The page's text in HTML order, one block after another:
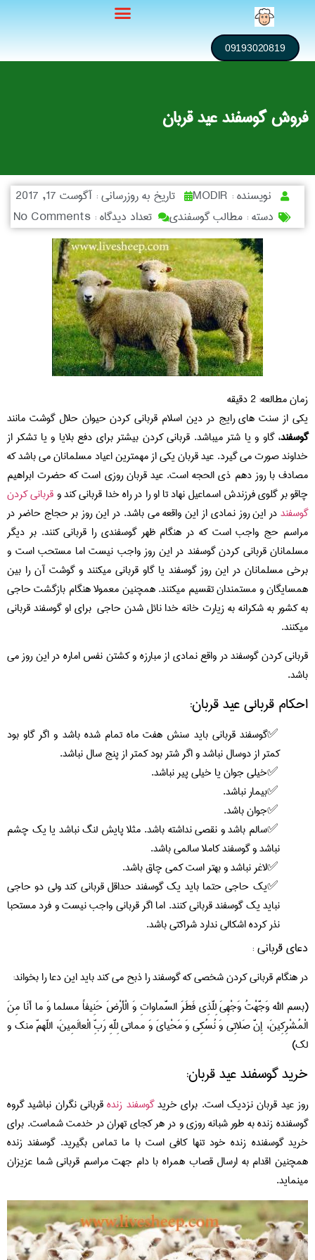
09193020819
فروش گوسفند عید قربان
نویسنده : تاریخ به روزرسانی : آگوست 17, 2017
دسته : مطالب گوسفندی تعداد دیدگاه : No Comments
زمان مطالعه:2دقیقه
یکی از سنت های رایج در دین اسلام قربانی کردن حیوان حلال گوشت مانند
گوسفند، گاو و یا شتر میباشد. قربانی کردن بیشتر برای دفع بلایا و یا تشکر از
خداوند صورت می گیرد. عید قربان یکی از مهمترین اعیاد مسلمانان می باشد که
مصادف با روز دهم ذی الحجه است. عید قربان روزی است که حضرت ابراهیم
چاقو بر گلوی فرزندش اسماعیل نهاد تا او را در راه خدا قربانی کند وقربانی کردن
گوسفنددر این روز نمادی از این واقعه می باشد. در این روز بر حجاج حاضر در
مراسم حج واجب است که در هنگام ظهر گوسفندی را قربانی کنند. بر دیگر
مسلمانان قربانی کردن گوسفند در این روز واجب نیست اما مستحب است و
برخی مسلمانان در این روز گوسفند یا گاو قربانی میکنند و گوشت آن را بین
همسایگان و مستمندان تقسیم میکنند. همچنین معمولا هنگام بازگشت حاجی
به کشور به شکرانه به زیارت خانه خدا نائل شدن حاجی برای او گوسفند قربانی
میکنند.
قربانی کردن گوسفند در واقع نمادی از مبارزه و کشتن نفس اماره در این روز می
باشد.
احکام قربانی عید قربان:
گوسفند قربانی باید سنش هفت ماه تمام شده باشد و اگر گاو بود
کمتر از دوسال نباشد و اگر شتر بود کمتر از پنج سال نباشد.
خیلی جوان یا خیلی پیر نباشد.
بیمار نباشد.
جوان باشد.
سالم باشد و نقصی نداشته باشد. مثلا پایش لنگ نباشد یا یک چشم
نباشد و گوسفند کاملا سالمی باشد.
لاغر نباشد و بهتر است کمی چاق باشد.
یک حاجی حتما باید یک گوسفند حداقل قربانی کند ولی دو حاجی
نباید یک گوسفند قربانی کنند. اما اگر قربانی واجب نیست و فرد مستحبا
نذر کرده اشکالی ندارد شراکتی باشد.
دعای قربانی :
در هنگام قربانی کردن شخصی که گوسفند را ذبح می کند باید این دعا را بخواند:
(بسم الله وَجَّهْتُ وَجْهِیَ لِلَّذِی فَطَرَ السَّماواتِ وَ الْأَرْضَ حَنِیفاً مسلما وَ ما أَنَا مِنَ
الْمُشْرِکِینَ، إِنَّ صَلاتِی وَ نُسُکِی وَ مَحْیایَ وَ مماتی لِلَّهِ رَبِّ الْعالَمِینَ، اللّهمّ‏ منک و
لک)
خرید گوسفند عید قربان:
روز عید قربان نزدیک است. برای خریدگوسفند زندهقربانی نگران نباشید گروه
گوسفنده زنده به طور شبانه روزی و در هر کجای تهران در خدمت شماست. برای
خرید گوسفنده زنده خود تنها کافی است با ما تماس بگیرید. گوسفند زنده
همچنین اقدام به ارسال قصاب همراه با دام جهت مراسم قربانی شما عزیزان
مینماید.